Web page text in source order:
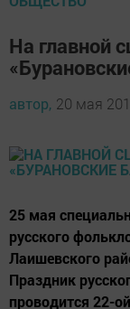
На главной
автор, 20 мая
25 мая
русского
Лаишевского
Праздник
проводится 22-